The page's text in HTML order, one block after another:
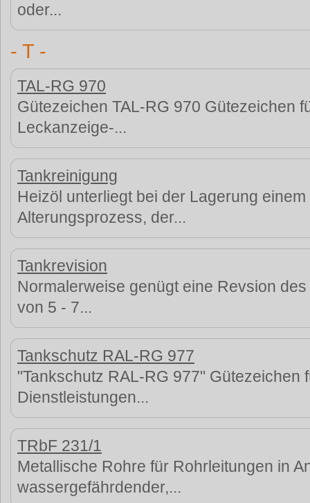
oder...
- T -
TAL-RG 970
Gütezeichen TAL-RG 970 Gütezeichen
Leckanzeige-...
Tankreinigung
Heizöl unterliegt bei der Lagerung
Alterungsprozess, der...
Tankrevision
Normalerweise genügt eine Revsion
von 5 - 7...
Tankschutz RAL-RG 977
"Tankschutz RAL-RG 977" Gütezeichen
Dienstleistungen...
TRbF 231/1
Metallische Rohre für Rohrleitungen in
wassergefährdender,...